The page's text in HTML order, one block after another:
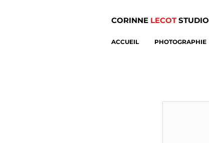
CORINNE LECOTSTUDIO
ACCUEIL PHOTOGRAPHIE